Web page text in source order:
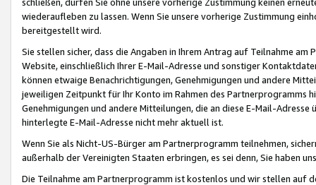
wiederaufleben zu lassen. Wenn Sie unsere vorherige Zustimmung
bereitgestellt wird.
Sie stellen sicher, dass die Angaben in Ihrem Antrag auf Teilnahme
Website, einschließlich Ihrer E-Mail-Adresse und sonstiger
können etwaige Benachrichtigungen, Genehmigungen und andere
jeweiligen Zeitpunkt für Ihr Konto im Rahmen des Partnerprogramms
Genehmigungen und andere Mitteilungen, die an diese E-Mail-
hinterlegte E-Mail-Adresse nicht mehr aktuell ist.
Wenn Sie als Nicht-US-Bürger am Partnerprogramm teilnehmen,
außerhalb der Vereinigten Staaten erbringen, es sei denn, Sie haben
Die Teilnahme am Partnerprogramm ist kostenlos und wir stellen auf